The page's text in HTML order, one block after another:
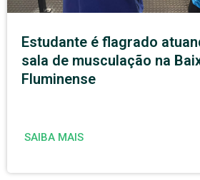
Estudante é flagrado
sala de musculação na
Fluminense
SAIBA MAIS